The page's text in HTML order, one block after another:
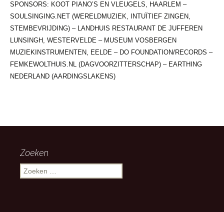
SPONSORS: KOOT PIANO’S EN VLEUGELS, HAARLEM –
SOULSINGING.NET (WERELDMUZIEK, INTUÏTIEF ZINGEN,
STEMBEVRIJDING) – LANDHUIS RESTAURANT DE JUFFEREN
LUNSINGH, WESTERVELDE – MUSEUM VOSBERGEN
MUZIEKINSTRUMENTEN, EELDE – DO FOUNDATION/RECORDS –
FEMKEWOLTHUIS.NL (DAGVOORZITTERSCHAP) – EARTHING
NEDERLAND (AARDINGSLAKENS)
Zoeken
Zoeken
naar: